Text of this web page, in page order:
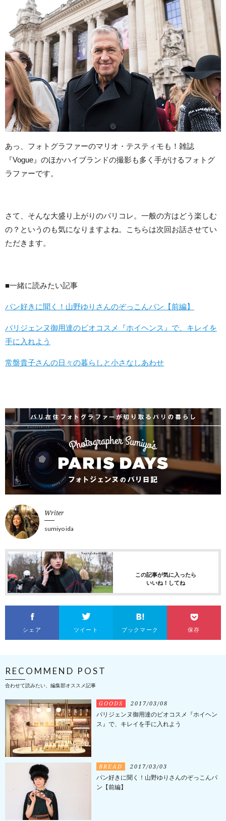
あっ、フォトグラファーのマリオ・テスティモも！雑誌
『Vogue』のほかハイブランドの撮影も多く手がけるフォトグ
ラファーです。
さて、そんな大盛り上がりのパリコレ。一般の方はどう楽しむ
の？というのも気になりますよね。こちらは次回お話させてい
ただきます。
■一緒に読みたい記事
パン好きに聞く！山野ゆりさんのぞっこんパン【前編】
パリジェンヌ御用達のビオコスメ『ホイヘンス』で、キレイを
手に入れよう
常盤貴子さんの日々の暮らしと小さなしあわせ
Writer
sumiyo ida
この記事が気に入ったら
いいね！してね
シェア ツイート ブックマーク 保存
RECOMMEND POST
合わせて読みたい、編集部オススメ記事
GOODS 2017/03/08
パリジェンヌ御用達のビオコスメ『ホイヘン
ス』で、キレイを手に入れよう
BREAD 2017/03/03
パン好きに聞く！山野ゆりさんのぞっこんパ
ン【前編】